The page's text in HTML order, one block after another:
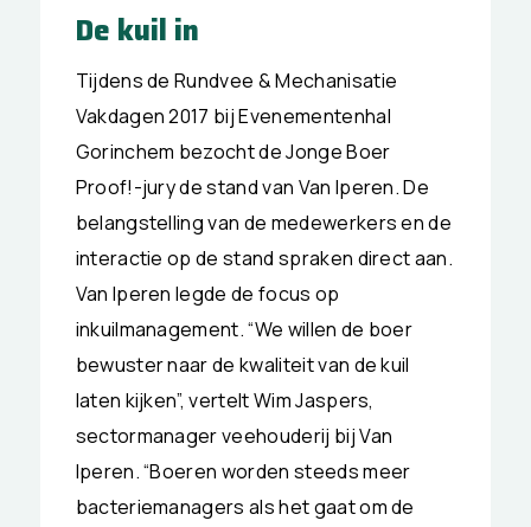
De kuil in
Tijdens de Rundvee & Mechanisatie
Vakdagen 2017 bij Evenementenhal
Gorinchem bezocht de Jonge Boer
Proof!-jury de stand van Van Iperen. De
belangstelling van de medewerkers en de
interactie op de stand spraken direct aan.
Van Iperen legde de focus op
inkuilmanagement. “We willen de boer
bewuster naar de kwaliteit van de kuil
laten kijken”, vertelt Wim Jaspers,
sectormanager veehouderij bij Van
Iperen. “Boeren worden steeds meer
bacteriemanagers als het gaat om de